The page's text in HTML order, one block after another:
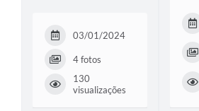
03/01/2024
4 fotos
130
visualizações